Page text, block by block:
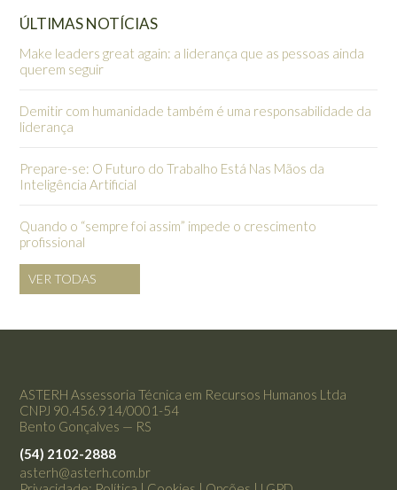
ÚLTIMAS NOTÍCIAS
Make leaders great again: a liderança que as pessoas ainda
querem seguir
Demitir com humanidade também é uma responsabilidade da
liderança
Prepare-se: O Futuro do Trabalho Está Nas Mãos da
Inteligência Artificial
Quando o “sempre foi assim” impede o crescimento
profissional
VER TODAS
ASTERH Assessoria Técnica em Recursos Humanos Ltda
CNPJ 90.456.914/0001-54
Bento Gonçalves — RS
(54) 2102-2888
asterh@asterh.com.br